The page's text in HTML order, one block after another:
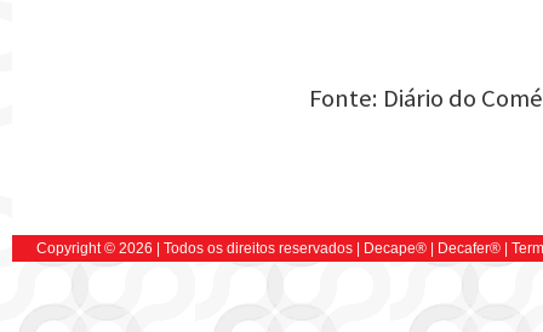
Fonte: Diário do
Copyright © 2026 | Todos os direitos reservados | Decape® | Decafer®